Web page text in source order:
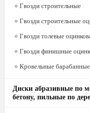
Гвозди строительные
Гвозди строительные
Гвозди толевые
Гвозди финишные
Кровельные барабанные
Диски абразивные по
бетону, пильные по